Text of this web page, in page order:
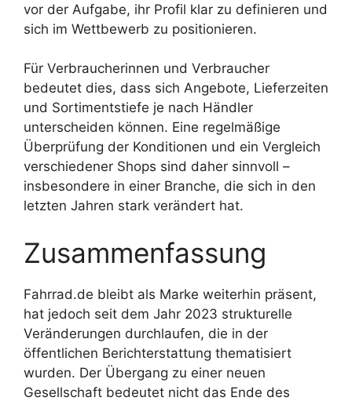
vor der Aufgabe, ihr Profil klar zu definieren und
sich im Wettbewerb zu positionieren.
Für Verbraucherinnen und Verbraucher
bedeutet dies, dass sich Angebote, Lieferzeiten
und Sortimentstiefe je nach Händler
unterscheiden können. Eine regelmäßige
Überprüfung der Konditionen und ein Vergleich
verschiedener Shops sind daher sinnvoll –
insbesondere in einer Branche, die sich in den
letzten Jahren stark verändert hat.
Zusammenfassung
Fahrrad.de bleibt als Marke weiterhin präsent,
hat jedoch seit dem Jahr 2023 strukturelle
Veränderungen durchlaufen, die in der
öffentlichen Berichterstattung thematisiert
wurden. Der Übergang zu einer neuen
Gesellschaft bedeutet nicht das Ende des